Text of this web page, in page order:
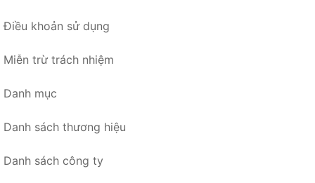
Điều khoản sử dụng
Miễn trừ trách nhiệm
Danh mục
Danh sách thương hiệu
Danh sách công ty